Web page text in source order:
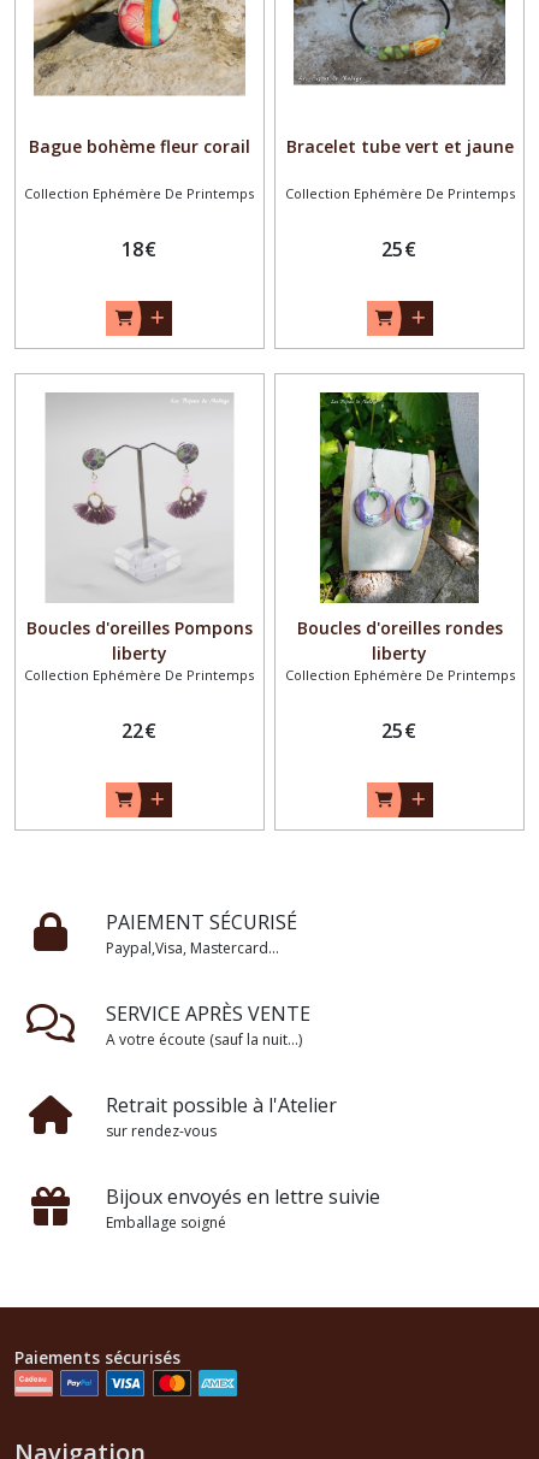
Bague bohème fleur corail
Collection Ephémère De Printemps
18€
Bracelet tube vert et jaune
Collection Ephémère De Printemps
25€
Boucles d'oreilles Pompons
liberty
Collection Ephémère De Printemps
22€
Boucles d'oreilles rondes
liberty
Collection Ephémère De Printemps
25€
PAIEMENT SÉCURISÉ
Paypal,Visa, Mastercard...
SERVICE APRÈS VENTE
A votre écoute (sauf la nuit...)
Retrait possible à l'Atelier
sur rendez-vous
Bijoux envoyés en lettre suivie
Emballage soigné
Paiements sécurisés
Navigation